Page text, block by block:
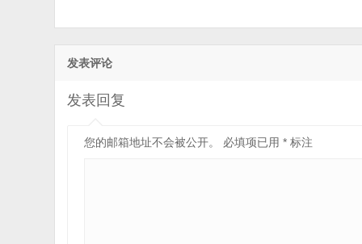
发表评论
发表回复
您的邮箱地址不会被公开。 必填项已用* 标注